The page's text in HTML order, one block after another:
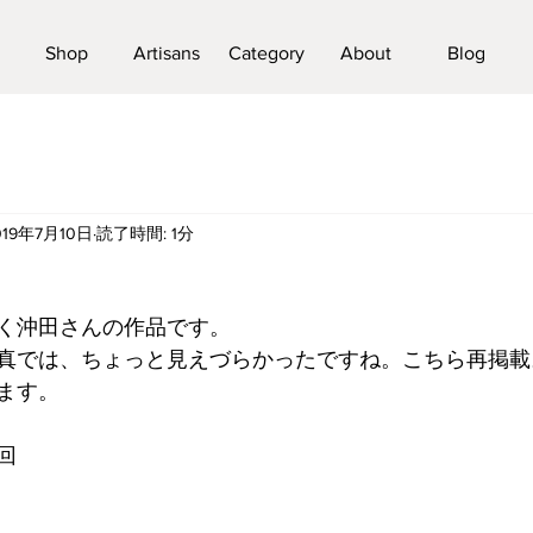
Shop Artisans Category About Blog
年7月10日 読了時間: 1分
沖田さんの作品です。
では、ちょっと見えづらかったですね。こちら再掲
す。